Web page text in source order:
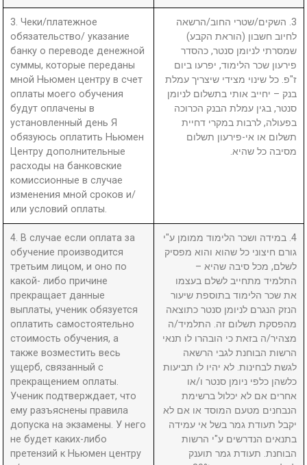
3. Чеки/платежное
обязательство/ указание
банку о переводе денежной
суммы, которые переданы
мной Ньюмен центру в счет
оплаты моего обучения
будут оплачены в
установленный день Я
обязуюсь оплатить Ньюмен
Центру дополнительные
расходы на банковские
комиссионные в случае
изменения мной сроков и/
или условий оплаты.
3. השקים/שטרי החוב/הרשאה
לחיוב חשבון (הוראת הקבע)
שמסרתי לניומן סנטר, כהסדר
פירעון שכר הלימוד, יפרעו ביום
ז"פ. כל שינוי מצידי שיצריך עמלת
בנק – יחייב אותי בתשלום לניומן
סנטר, בגין עמלת הבנק הכרוכה
בפעולה, לרבות במקרי דחיית
תשלום או אי-פירעון תשלום
מסיבה כל שהיא.
4. В случае если оплата за
обучение производится
третьим лицом, и оно по
какой- либо причине
прекращает данные
выплаты, ученик обязуется
оплатить самостоятельно
стоимость обучения, а
также возместить весь
ущерб, связанный с
прекращением оплаты.
Ученик подтверждает, что
ему разъяснены правила
допуска на экзамены. У него
не будет каких-либо
претензий к Ньюмен центру
4. במידה ושכר הלימוד ממומן ע"י
גורם חיצוני כל שהוא והוא מפסיק
לשלם, מכל סיבה שהיא –
התלמיד מתחייב לשלם בעצמו
את שכר הלימוד בתוספת שיעור
הנזק הנגרם לניומן סנטר כתוצאה
מהפסקת תשלום זה. התלמיד/ה
מצהיר/ה בזאת כי הובהרו לו תנאי
הרשות הבוחנת לגבי הרשאה
לגשת לבחינות. לא יהיו לו תביעות
כלשהן כלפי ניומן סנטר ו/או
אחרים אם לא יכלול ברשימת
הנבחנים מטעם המוסד או אם לא
יקבל תעודת גמר בשל אי עמידה
בתנאים הנדרשים ע"י הרשות
הבוחנת. תעודת גמר תוענק